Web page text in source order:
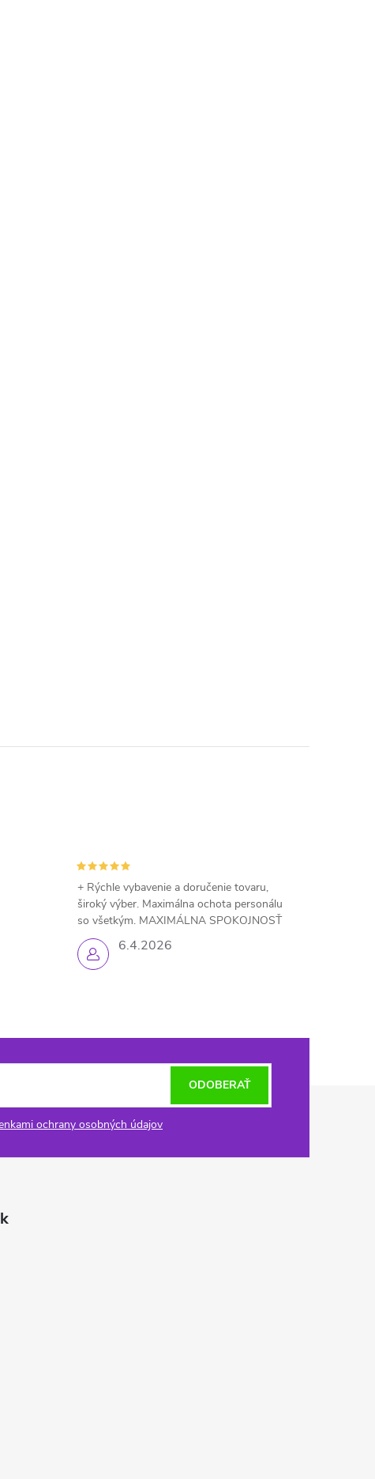
6.4.2026
+ Rýchle vybavenie a doručenie tovaru,
široký výber. Maximálna ochota personálu
so všetkým. MAXIMÁLNA SPOKOJNOSŤ
ochrany osobných údajov
ODOBERAŤ